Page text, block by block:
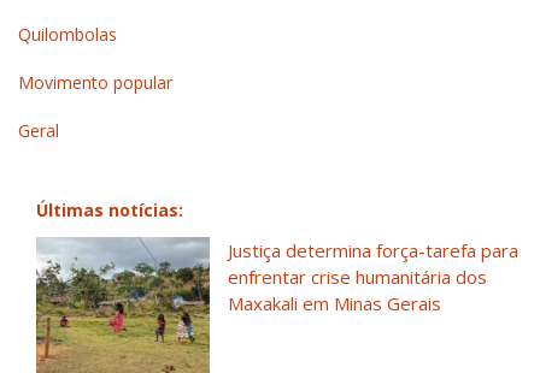
Quilombolas
Movimento popular
Geral
Últimas notícias:
Justiça determina força-tarefa para
enfrentar crise humanitária dos
Maxakali em Minas Gerais